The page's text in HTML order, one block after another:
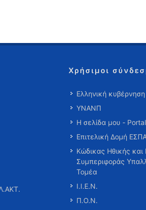
Χρήσιμοι
Ελληνική κυβέρνηση
ΥΝΑΝΠ
Η σελίδα μου - Portal
Επιτελική Δομή
Κώδικας Ηθικής και
Συμπεριφοράς
Τομέα
Ι.Ι.Ε.Ν.
Π.Ο.Ν.